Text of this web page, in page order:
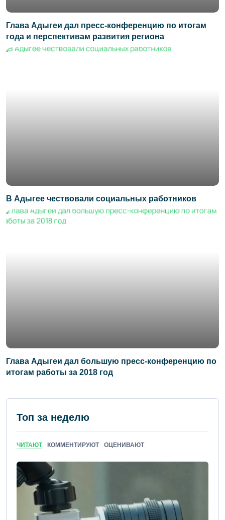
Глава Адыгеи дал пресс-конференцию по итогам
года и перспективам развития региона
В Адыгее чествовали социальных работников
Глава Адыгеи дал большую пресс-конференцию по
итогам работы за 2018 год
Топ за неделю
ЧИТАЮТ КОММЕНТИРУЮТ ОЦЕНИВАЮТ